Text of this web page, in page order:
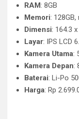
RAM: 8GB
Memori:
Dimensi: 164.3
Layar: IPS LCD
Kamera Utama:
Kamera Depan:
Baterai: Li-Po
Harga: Rp